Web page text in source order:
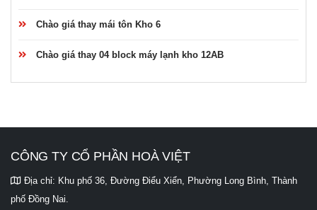
Chào giá thay mái tôn Kho 6
Chào giá thay 04 block máy lạnh kho 12AB
CÔNG TY CỔ PHẦN HOÀ VIỆT
Địa chỉ: Khu phố 36, Đường Điểu Xiển, Phường Long Bình, Thành
phố Đồng Nai.